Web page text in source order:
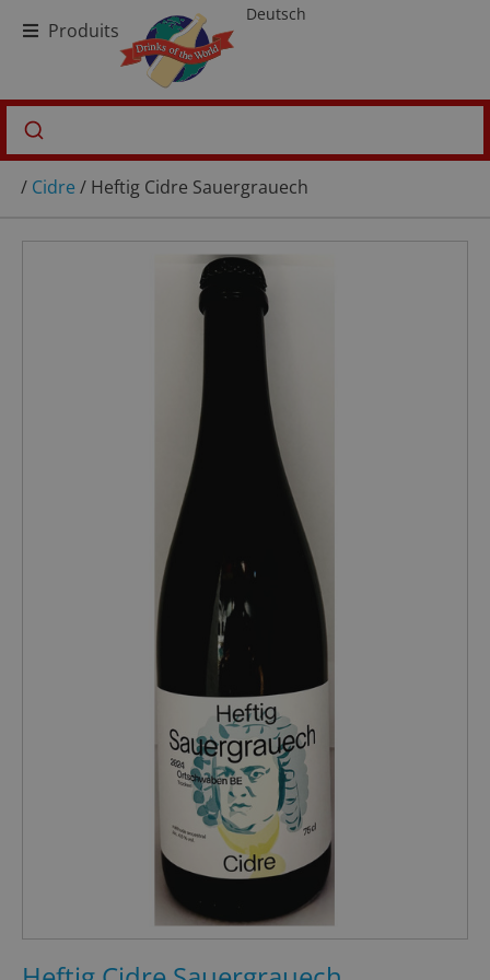
Produits
Deutsch
/ Cidre / Heftig Cidre Sauergrauech